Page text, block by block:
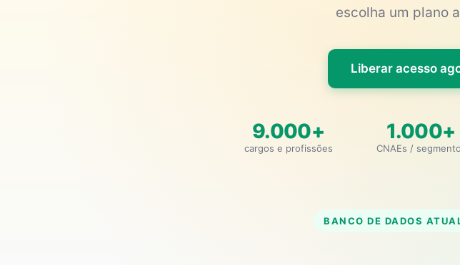
escolha um plano
Liberar acesso
9.000+
cargos e profissões
1.000+
CNAEs /
BANCO DE DADOS